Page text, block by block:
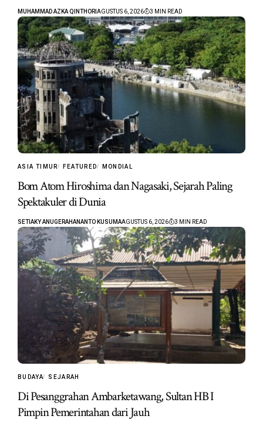
MUHAMMAD AZKA QINTHORI AGUSTUS 6, 2026 3 MIN READ
ASIA TIMUR FEATURED MONDIAL
Bom Atom Hiroshima dan Nagasaki, Sejarah Paling
Spektakuler di Dunia
SETIAKY ANUGERAHANANTO KUSUMAAGUSTUS 6, 2026 3 MIN READ
BUDAYA SEJARAH
Di Pesanggrahan Ambarketawang, Sultan HB I
Pimpin Pemerintahan dari Jauh